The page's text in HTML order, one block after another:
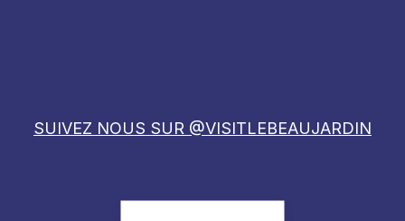
SUIVEZ NOUS SUR @VISITLEBEAUJARDIN